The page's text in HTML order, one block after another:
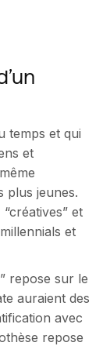
temps et qui
et
plus jeunes.
et
et
repose sur le
auraient des
avec
repose